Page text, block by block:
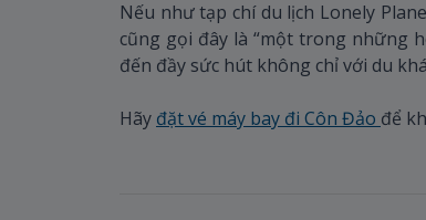
Nếu như tạp chí du lịch Lonely
cũng gọi đây là “một trong những
đến đầy sức hút không chỉ với du
Hãy đặt vé máy bay đi Côn Đảo để